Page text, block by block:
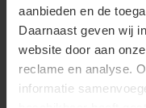
aanbieden en de
Daarnaast geven wij
website door aan
reclame en analyse.
informatie